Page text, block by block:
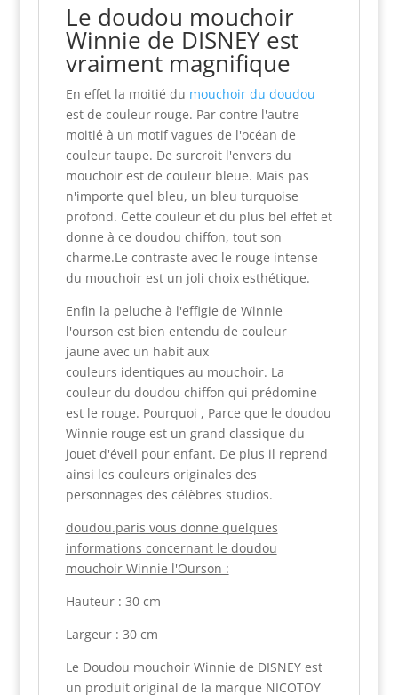
Le doudou mouchoir
Winnie de DISNEY est
vraiment magnifique
En effet la moitié du mouchoir du doudou
est de couleur rouge. Par contre l'autre
moitié à un motif vagues de l'océan de
couleur taupe. De surcroit l'envers du
mouchoir est de couleur bleue. Mais pas
n'importe quel bleu, un bleu turquoise
profond. Cette couleur et du plus bel effet et
donne à ce doudou chiffon, tout son
charme.Le contraste avec le rouge intense
du mouchoir est un joli choix esthétique.
Enfin la peluche à l'effigie de Winnie
l'ourson est bien entendu de couleur
jaune avec un habit aux
couleurs identiques au mouchoir. La
couleur du doudou chiffon qui prédomine
est le rouge. Pourquoi , Parce que le doudou
Winnie rouge est un grand classique du
jouet d'éveil pour enfant. De plus il reprend
ainsi les couleurs originales des
personnages des célèbres studios.
doudou.paris vous donne quelques
informations concernant le doudou
mouchoir Winnie l'Ourson :
Hauteur : 30 cm
Largeur : 30 cm
Le Doudou mouchoir Winnie de DISNEY est
un produit original de la marque NICOTOY